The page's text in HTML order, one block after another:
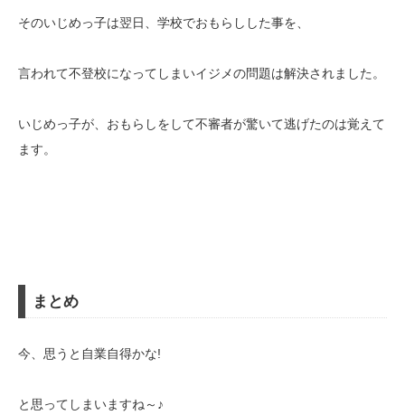
そのいじめっ子は翌日、学校でおもらしした事を、
言われて不登校になってしまいイジメの問題は解決されました。
いじめっ子が、おもらしをして不審者が驚いて逃げたのは覚えて
ます。
まとめ
今、思うと自業自得かな!
と思ってしまいますね～♪